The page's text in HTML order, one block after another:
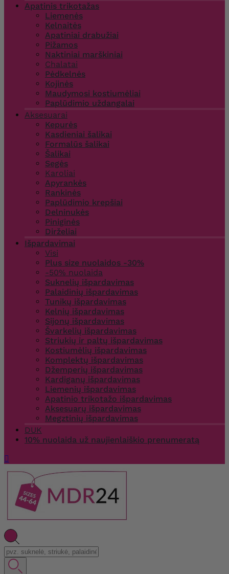
Apatinis trikotažas
Liemenės
Kelnaitės
Apatiniai drabužiai
Pižamos
Naktiniai marškiniai
Chalatai
Pėdkelnės
Kojinės
Maudymosi kostiumėliai
Paplūdimio uždangalai
Aksesuarai
Kepurės
Kasdieniai šalikai
Formalūs šalikai
Šalikai
Segės
Karoliai
Apyrankės
Rankinės
Paplūdimio krepšiai
Delninukės
Piniginės
Dirželiai
Išpardavimai
Visi
Plus size nuolaidos -30%
-50% nuolaida
Suknelių išpardavimas
Palaidinių išpardavimas
Tunikų išpardavimas
Kelnių išpardavimas
Sijonų išpardavimas
Švarkelių išpardavimas
Striukių ir paltų išpardavimas
Kostiumėlių išpardavimas
Komplektų išpardavimas
Džemperių išpardavimas
Kardiganų išpardavimas
Liemenių išpardavimas
Apatinio trikotažo išpardavimas
Aksesuarų išpardavimas
Megztinių išpardavimas
DUK
10% nuolaida už naujienlaiškio prenumeratą
